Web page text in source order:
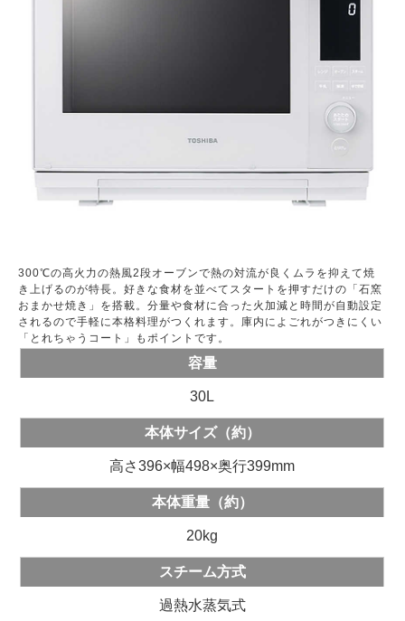
300℃の高火力の熱風2段オーブンで熱の対流が良くムラを抑えて焼
き上げるのが特長。好きな食材を並べてスタートを押すだけの「石窯
おまかせ焼き」を搭載。分量や食材に合った火加減と時間が自動設定
されるので手軽に本格料理がつくれます。庫内によごれがつきにくい
「とれちゃうコート」もポイントです。
容量
30L
本体サイズ（約）
高さ396×幅498×奥行399mm
本体重量（約）
20kg
スチーム方式
過熱水蒸気式